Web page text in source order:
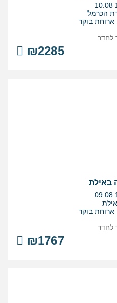
בין
10.08
הכרמל
ארוחת בוקר
₪2285
לחדר
באילת
בין
09.08
ארוחת בוקר
₪1767
לחדר